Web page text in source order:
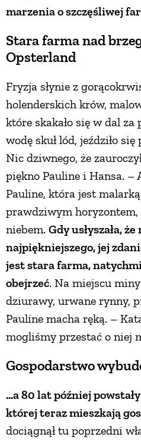
marzenia o szczęśliwej
Stara farma nad
Opsterland
Fryzja słynie z
holenderskich krów,
które skakało się w dal za
wodę skuł lód, jeździło
Nic dziwnego, że
piękno Pauline i Hansa. –
Pauline, która jest
prawdziwym horyzontem,
niebem. Gdy usłyszała,
najpiękniejszego, jej
jest stara farma,
obejrzeć. Na miejscu
dziurawy, urwane rynny,
Pauline macha ręką. –
mogliśmy przestać o niej
Gospodarstwo
...a 80 lat później
której teraz mieszkają
dociągnął tu poprzedni
DANIA
CIASTA I